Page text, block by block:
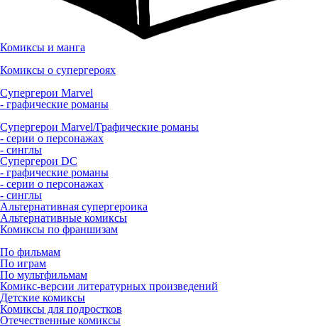
Комиксы и манга
Комиксы о супергероях
Супергерои Marvel
- графические романы
Супергерои Marvel/Графические романы
- серии о персонажах
- синглы
Супергерои DC
- графические романы
- серии о персонажах
- синглы
Альтернативная супергероика
Альтернативные комиксы
Комиксы по франшизам
По фильмам
По играм
По мультфильмам
Комикс-версии литературных произведений
Детские комиксы
Комиксы для подростков
Отечественные комиксы